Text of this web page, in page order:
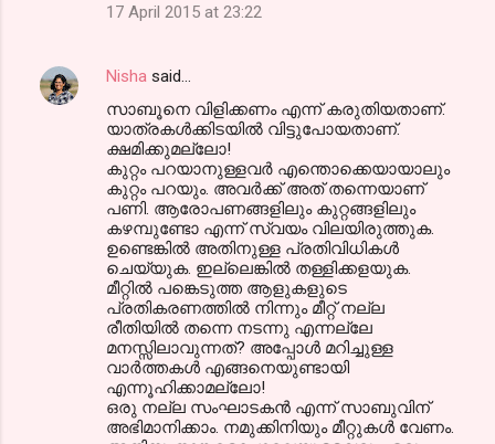
17 April 2015 at 23:22
Nisha said…
സാബൂനെ വിളിക്കണം എന്ന് കരുതിയതാണ്.
യാത്രകള്‍ക്കിടയില്‍ വിട്ടുപോയതാണ്.
ക്ഷമിക്കുമല്ലോ!
കുറ്റം പറയാനുള്ളവര്‍ എന്തൊക്കെയായാലും
കുറ്റം പറയും. അവര്‍ക്ക് അത് തന്നെയാണ്
പണി. ആരോപണങ്ങളിലും കുറ്റങ്ങളിലും
കഴമ്പുണ്ടോ എന്ന്‍ സ്വയം വിലയിരുത്തുക.
ഉണ്ടെങ്കില്‍ അതിനുള്ള പ്രതിവിധികള്‍
ചെയ്യുക. ഇല്ലെങ്കില്‍ തള്ളിക്കളയുക.
മീറ്റില്‍ പങ്കെടുത്ത ആളുകളുടെ
പ്രതികരണത്തില്‍ നിന്നും മീറ്റ്‌ നല്ല
രീതിയില്‍ തന്നെ നടന്നു എന്നല്ലേ
മനസ്സിലാവുന്നത്? അപ്പോള്‍ മറിച്ചുള്ള
വാര്‍ത്തകള്‍ എങ്ങനെയുണ്ടായി
എന്നൂഹിക്കാമല്ലോ!
ഒരു നല്ല സംഘാടകന്‍ എന്ന്‍ സാബുവിന്
അഭിമാനിക്കാം. നമുക്കിനിയും മീറ്റുകള്‍ വേണം.